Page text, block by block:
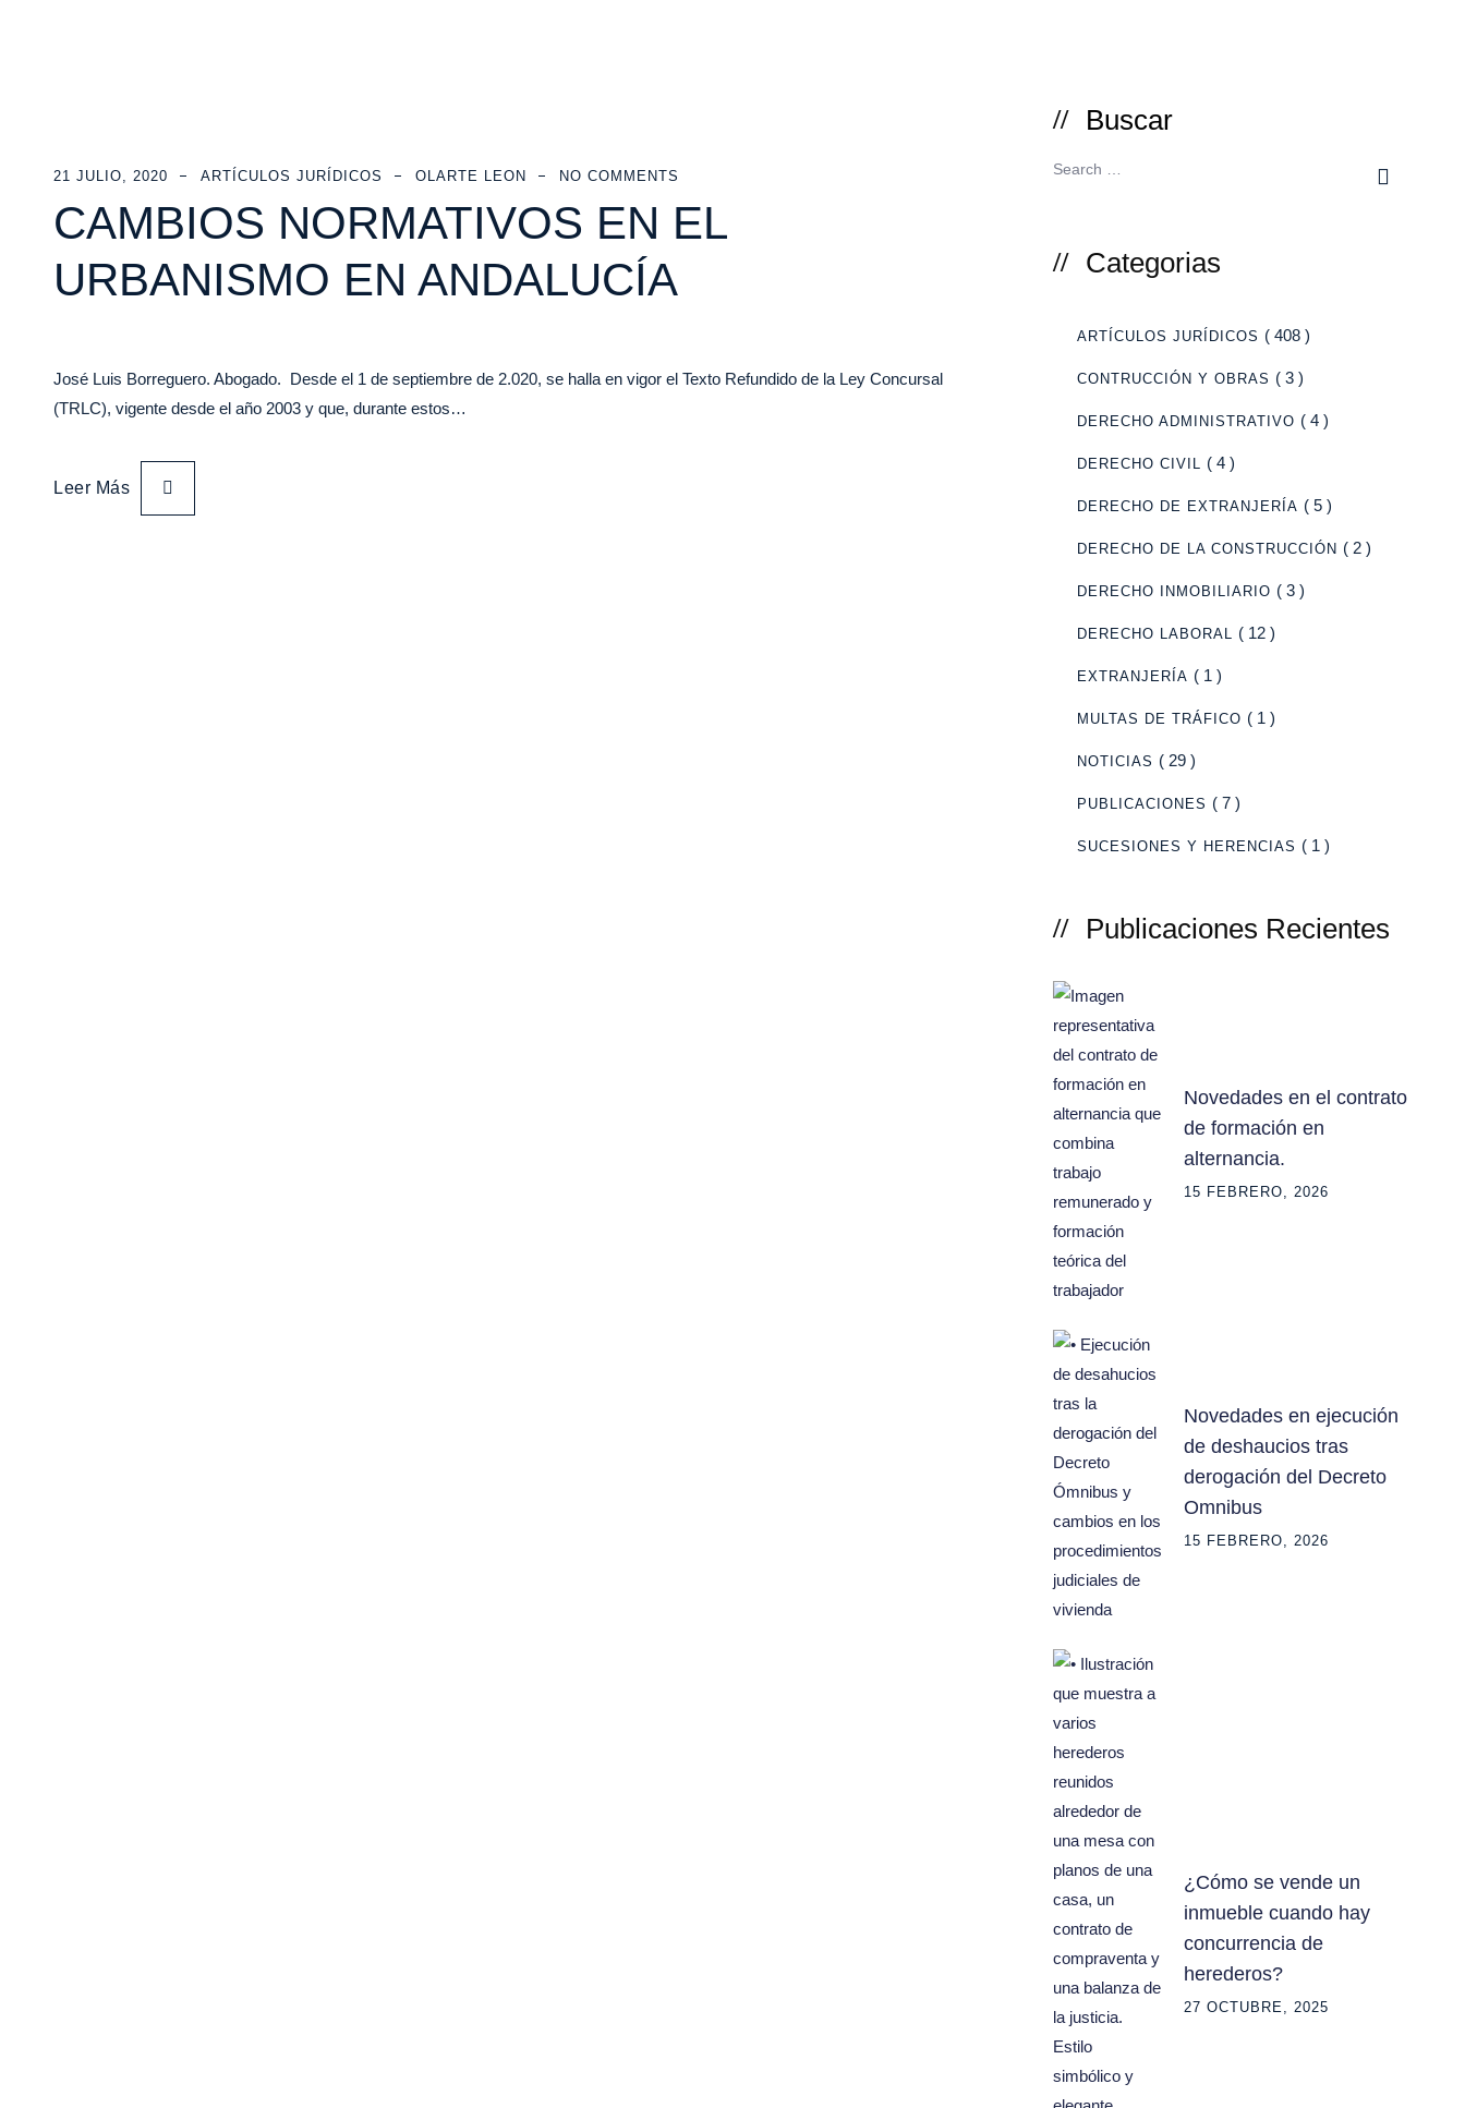
21 JULIO, 2020 ARTÍCULOS JURÍDICOS OLARTE LEON NO COMMENTS
CAMBIOS NORMATIVOS EN EL
URBANISMO EN ANDALUCÍA
José Luis Borreguero. Abogado. Desde el 1 de septiembre de 2.020, se halla en vigor el Texto Refundido de la Ley Concursal
(TRLC), vigente desde el año 2003 y que, durante estos…
Leer Más
Buscar
Categorias
ARTÍCULOS JURÍDICOS ( 408 )
CONTRUCCIÓN Y OBRAS ( 3 )
DERECHO ADMINISTRATIVO ( 4 )
DERECHO CIVIL ( 4 )
DERECHO DE EXTRANJERÍA ( 5 )
DERECHO DE LA CONSTRUCCIÓN ( 2 )
DERECHO INMOBILIARIO ( 3 )
DERECHO LABORAL ( 12 )
EXTRANJERÍA ( 1 )
MULTAS DE TRÁFICO ( 1 )
NOTICIAS ( 29 )
PUBLICACIONES ( 7 )
SUCESIONES Y HERENCIAS ( 1 )
Publicaciones Recientes
Novedades en el contrato
de formación en
alternancia.
15 FEBRERO, 2026
Novedades en ejecución
de deshaucios tras
derogación del Decreto
Omnibus
15 FEBRERO, 2026
¿Cómo se vende un
inmueble cuando hay
concurrencia de
herederos?
27 OCTUBRE, 2025